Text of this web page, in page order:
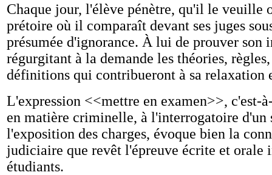
Chaque jour, l'élève pénètre, qu'il le veuille
prétoire où il comparaît devant ses juges
présumée d'ignorance. À lui de prouver son
régurgitant à la demande les théories,
définitions qui contribueront à sa relaxation
L'expression <<mettre en examen>>, c'est-
en matière criminelle, à l'interrogatoire d'un
l'exposition des charges, évoque bien la
judiciaire que revêt l'épreuve écrite et orale
étudiants.